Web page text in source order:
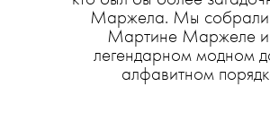
Маржела. Мы собрали
Мартине Маржеле и
легендарном модном
алфавитном